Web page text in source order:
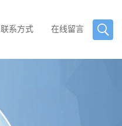
联系方式 在线留言